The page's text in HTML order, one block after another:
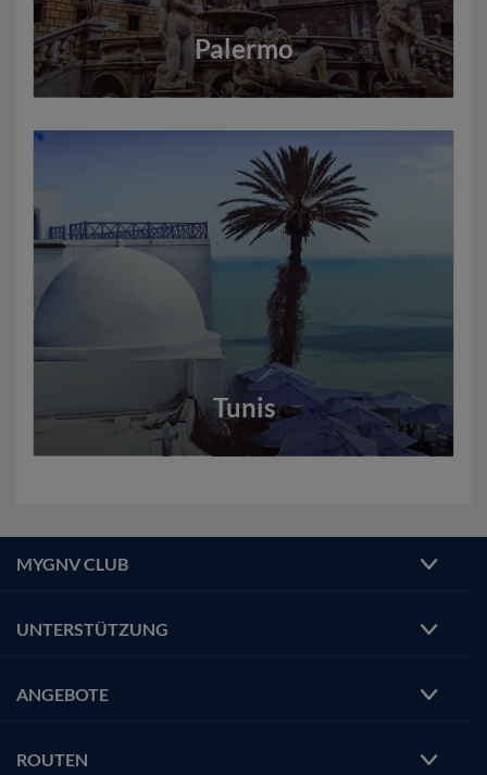
Palermo
Tunis
MYGNV CLUB
UNTERSTÜTZUNG
ANGEBOTE
ROUTEN